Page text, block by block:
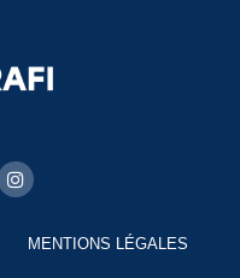
MENTIONS LÉGALES